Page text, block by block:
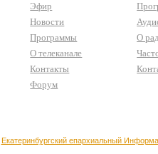
Эфир
Новости
Программы
О телеканале
Контакты
Форум
О
Екатеринбургский епархиальный